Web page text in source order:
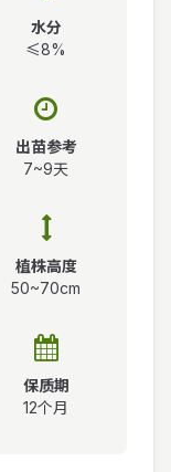
水分
≤8%
出苗参考
7~9天
植株高度
50~70cm
保质期
12个月